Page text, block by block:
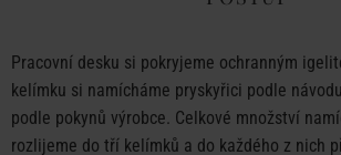
Pracovní desku si pokryjeme ochranným
kelímku si namícháme pryskyřici podle
podle pokynů výrobce. Celkové množství
rozlijeme do tří kelímků a do každého z nich